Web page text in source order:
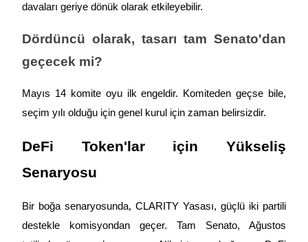
USDT New User Exclusive 10% APR
davaları geriye dönük olarak etkileyebilir.
Dördüncü olarak, tasarı tam Senato'dan
geçecek mi?
Mayıs 14 komite oyu ilk engeldir. Komiteden geçse bile,
seçim yılı olduğu için genel kurul için zaman belirsizdir.
DeFi Token'lar için Yükseliş
Senaryosu
Bir boğa senaryosunda, CLARITY Yasası, güçlü iki partili
destekle komisyondan geçer. Tam Senato, Ağustos